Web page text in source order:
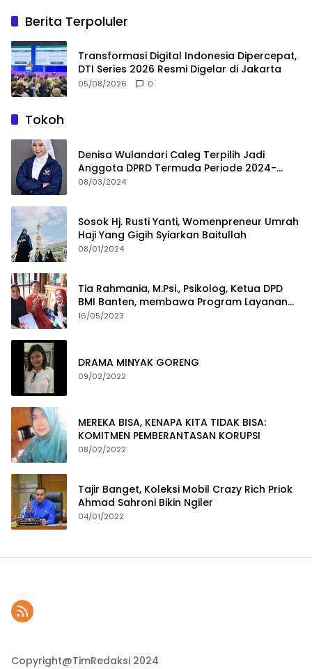
Berita Terpoluler
Transformasi Digital Indonesia Dipercepat,
DTI Series 2026 Resmi Digelar di Jakarta
05/08/2026 0
Tokoh
Denisa Wulandari Caleg Terpilih Jadi
Anggota DPRD Termuda Periode 2024-
2029
08/03/2024
Sosok Hj. Rusti Yanti, Womenpreneur Umrah
Haji Yang Gigih Syiarkan Baitullah
08/01/2024
Tia Rahmania, M.Psi., Psikolog, Ketua DPD
BMI Banten, membawa Program Layanan
Pembuatan Dokumen Kependudukan
16/05/2023
DRAMA MINYAK GORENG
09/02/2022
MEREKA BISA, KENAPA KITA TIDAK BISA:
KOMITMEN PEMBERANTASAN KORUPSI
08/02/2022
Tajir Banget, Koleksi Mobil Crazy Rich Priok
Ahmad Sahroni Bikin Ngiler
04/01/2022
Copyright@TimRedaksi 2024